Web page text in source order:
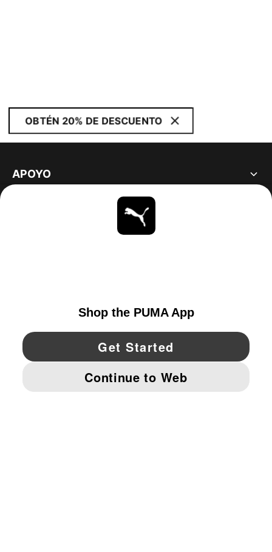
OBTÉN 20% DE DESCUENTO
APOYO
YouTube Twitter Pinterest
IMPRINT AND LEGAL DATA